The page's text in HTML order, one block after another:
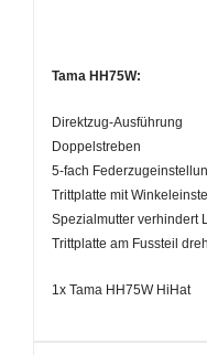
Tama HH75W:
Direktzug-Ausführung
Doppelstreben
5-fach
Trittplatte mit
Spezialmutter verhindert
Trittplatte am Fussteil
1x Tama HH75W HiHat